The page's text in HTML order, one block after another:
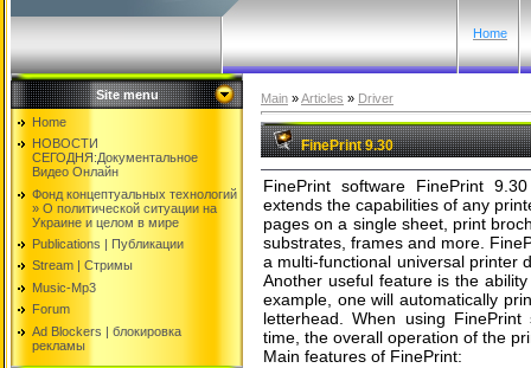
Home
Site menu
Home
НОВОСТИ
СЕГОДНЯ:Документальнoе
Видео Oнлайн
Фонд концептуальных технологий
» O политической ситуации на
Украине и целом в мире
Publications | Публикации
Stream | Стримы
Music-Mp3
Forum
Ad Blockers | блокировкa
рекламы
Main »Articles » Driver
FinePrint 9.30
FinePrint software FinePrint
extends the capabilities of any
pages on a single sheet, print
substrates, frames and more.
a multi-functional universal printer
Another useful feature is the
example, one will automatically
letterhead. When using
time, the overall operation of the
Main features of FinePrint: